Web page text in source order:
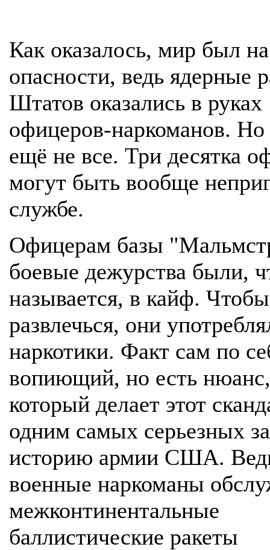
Как оказалось, мир был
опасности, ведь ядерные
Штатов оказались в руках
офицеров-наркоманов. Но
ещё не все. Три десятка
могут быть вообще
службе.
Офицерам базы
боевые дежурства были,
называется, в кайф. Чтобы
развлечься, они
наркотики. Факт сам по
вопиющий, но есть нюанс,
который делает этот
одним самых серьезных
историю армии США.
военные наркоманы
межконтинентальные
баллистические ракеты